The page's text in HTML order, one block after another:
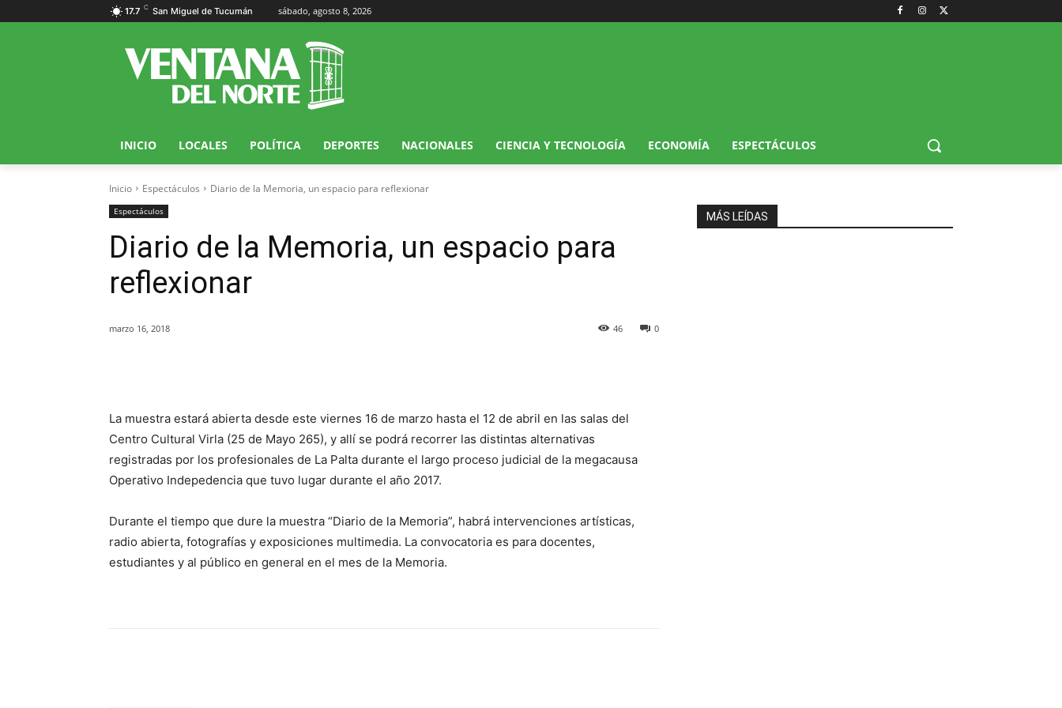
17.7 C San Miguel de Tucumán sábado, agosto 8, 2026
INICIO LOCALES POLÍTICA DEPORTES NACIONALES CIENCIA Y TECNOLOGÍA ECONOMÍA ESPECTÁCULOS
Inicio Espectáculos Diario de la Memoria, un espacio para reflexionar
Espectáculos
Diario de la Memoria, un espacio para
reflexionar
marzo 16, 2018 0
46
La muestra estará abierta desde este viernes 16 de marzo hasta el 12 de abril en las salas del
Centro Cultural Virla (25 de Mayo 265), y allí se podrá recorrer las distintas alternativas
registradas por los profesionales de La Palta durante el largo proceso judicial de la megacausa
Operativo Indepedencia que tuvo lugar durante el año 2017.
Durante el tiempo que dure la muestra “Diario de la Memoria”, habrá intervenciones artísticas,
radio abierta, fotografías y exposiciones multimedia. La convocatoria es para docentes,
estudiantes y al público en general en el mes de la Memoria.
MÁS LEÍDAS